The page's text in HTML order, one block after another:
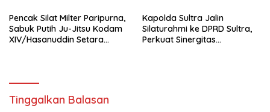
Pencak Silat Milter Paripurna,
Sabuk Putih Ju-Jitsu Kodam
XIV/Hasanuddin Setara
Kapolda Sultra Jalin
Silaturahmi ke DPRD Sultra,
Perkuat Sinergitas
Tinggalkan Balasan